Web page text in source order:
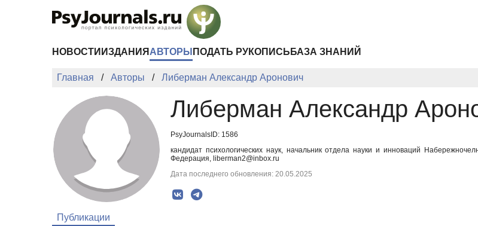
НОВОСТИ ИЗДАНИЯ АВТОРЫ ПОДАТЬ РУКОПИСЬ БАЗА ЗНАНИЙ
Главная Авторы Либерман Александр Аронович
Либерман Александр
PsyJournalsID: 1586
кандидат психологических наук, начальник отдела науки и инноваций
Федерация, liberman2@inbox.ru
Дата последнего обновления: 20.05.2025
Публикации